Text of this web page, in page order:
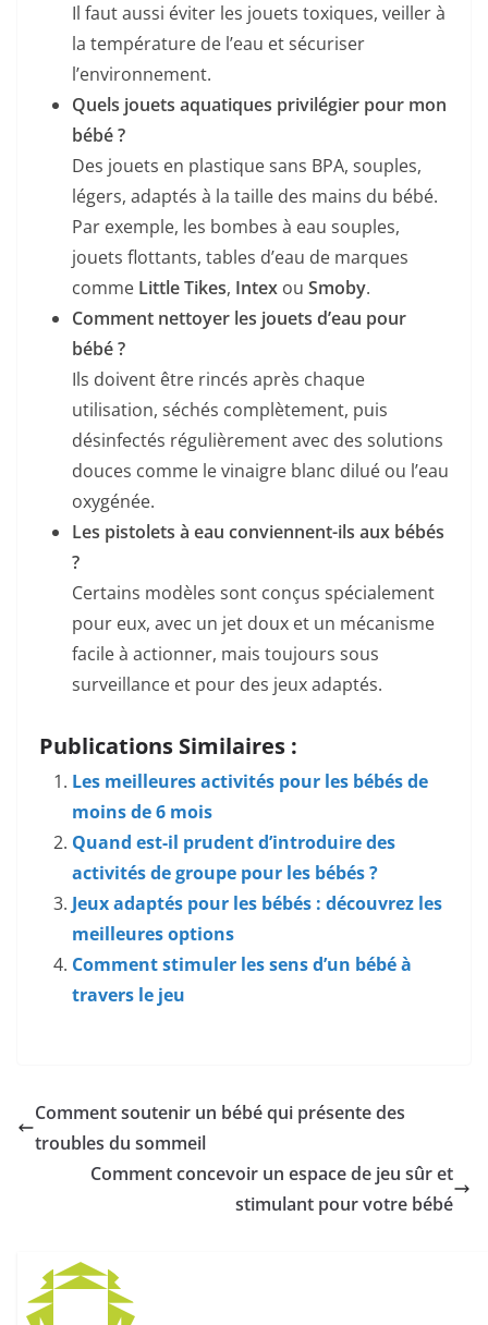
Il faut aussi éviter les jouets toxiques, veiller à
la température de l’eau et sécuriser
l’environnement.
Quels jouets aquatiques privilégier pour mon
bébé ?
Des jouets en plastique sans BPA, souples,
légers, adaptés à la taille des mains du bébé.
Par exemple, les bombes à eau souples,
jouets flottants, tables d’eau de marques
comme Little Tikes, Intex ou Smoby.
Comment nettoyer les jouets d’eau pour
bébé ?
Ils doivent être rincés après chaque
utilisation, séchés complètement, puis
désinfectés régulièrement avec des solutions
douces comme le vinaigre blanc dilué ou l’eau
oxygénée.
Les pistolets à eau conviennent-ils aux bébés
?
Certains modèles sont conçus spécialement
pour eux, avec un jet doux et un mécanisme
facile à actionner, mais toujours sous
surveillance et pour des jeux adaptés.
Publications Similaires :
Les meilleures activités pour les bébés de
moins de 6 mois
Quand est-il prudent d’introduire des
activités de groupe pour les bébés ?
Jeux adaptés pour les bébés : découvrez les
meilleures options
Comment stimuler les sens d’un bébé à
travers le jeu
Comment soutenir un bébé qui présente des
troubles du sommeil
Comment concevoir un espace de jeu sûr et
stimulant pour votre bébé